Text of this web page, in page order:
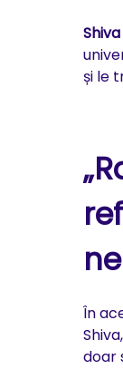
Shiva
și le
În
doar